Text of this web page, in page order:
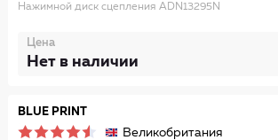
Нажимной диск сцепления ADN13295N
Цена
Нет в наличии
BLUE PRINT
Великобритания